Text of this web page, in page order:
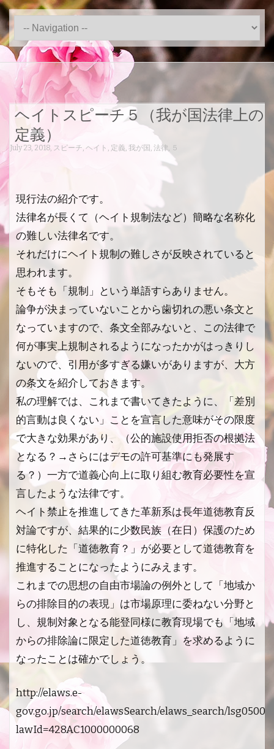
ヘイトスピーチ５（我が国法律上の
定義）
July 23, 2018, スピーチ, ヘイト , 定義, 我が国 , 法律, ５
現行法の紹介です。
法律名が長くて（ヘイト規制法など）簡略な名称化
の難しい法律名です。
それだけにヘイト規制の難しさが反映されていると
思われます。
そもそも「規制」という単語すらありません。
論争が決まっていないことから歯切れの悪い条文と
なっていますので、条文全部みないと、この法律で
何が事実上規制されるようになったかがはっきりし
ないので、引用が多すぎる嫌いがありますが、大方
の条文を紹介しておきます。
私の理解では、これまで書いてきたように、「差別
的言動は良くない」ことを宣言した意味がその限度
で大きな効果があり、（公的施設使用拒否の根拠法
となる？→さらにはデモの許可基準にも発展す
る？）一方で道義心向上に取り組む教育必要性を宣
言したような法律です。
ヘイト禁止を推進してきた革新系は長年道徳教育反
対論ですが、結果的に少数民族（在日）保護のため
に特化した「道徳教育？」が必要として道徳教育を
推進することになったようにみえます。
これまでの思想の自由市場論の例外として「地域か
らの排除目的の表現」は市場原理に委ねない分野と
し、規制対象となる能登同様に教育現場でも「地域
からの排除論に限定した道徳教育」を求めるように
なったことは確かでしょう。
http://elaws.e-
gov.go.jp/search/elawsSearch/elaws_search/lsg0500/
lawId=428AC1000000068